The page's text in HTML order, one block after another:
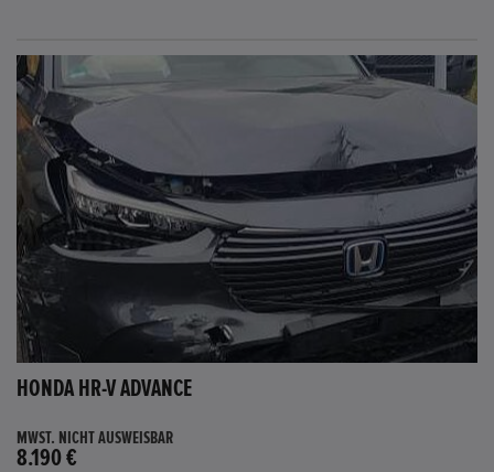
HONDA HR-V ADVANCE
MWST. NICHT AUSWEISBAR
8.190 €